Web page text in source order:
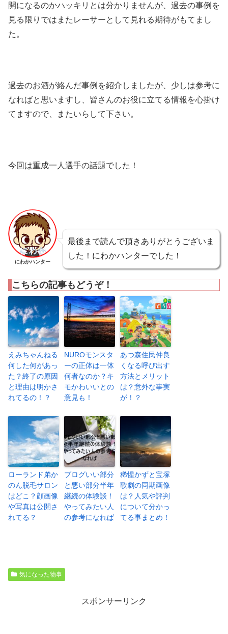
開になるのかハッキリとは分かりませんが、過去の事例を
見る限りではまたレーサーとして見れる期待がもてまし
た。
過去のお酒が絡んだ事例を紹介しましたが、少しは参考に
なればと思いますし、皆さんのお役に立てる情報を心掛け
てますので、またいらして下さい。
今回は重成一人選手の話題でした！
にわかハンター
最後まで読んで頂きありがとうございま
した！にわかハンターでした！
こちらの記事もどうぞ！
えみちゃんねる
何した何があっ
た？終了の原因
と理由は明かさ
れてるの！？
NUROモンスタ
ーの正体は一体
何者なのか？キ
モかわいいとの
意見も！
あつ森住民仲良
くなる呼び出す
方法とメリット
は？意外な事実
が！？
ローランド弟か
のん脱毛サロン
はどこ？顔画像
や写真は公開さ
れてる？
ブログいい部分
と悪い部分半年
継続の体験談！
やってみたい人
の参考になれば
稀惺かずと宝塚
歌劇の同期画像
は？人気や評判
について分かっ
てる事まとめ！
気になった物事
スポンサーリンク